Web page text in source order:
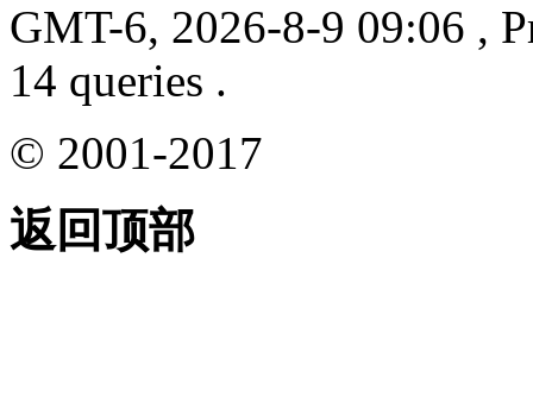
GMT-6, 2026-8-9 09:06 ,
14 queries .
© 2001-2017
返回顶部